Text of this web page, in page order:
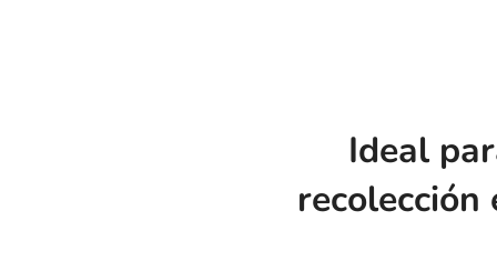
Ideal